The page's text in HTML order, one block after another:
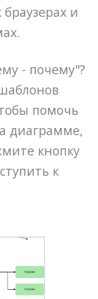
и
- почему"?
помочь
диаграмме,
кнопку
к